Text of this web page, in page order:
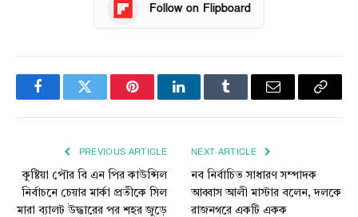
Follow on Flipboard
FacebookTwitter PinterestLinkedInTumblr Email
Copy
PREVIOUS ARTICLE
কুষ্টিয়া পৌর বি এন পির কাউন্সিল
নির্বাচনে চেয়ার মার্কা প্রতীকে সিল
মারা ব্যালট উদ্ধারের পর শহর জুড়ে
NEXT ARTICLE
নব নির্বাচিত সাধারণ সম্পাদক
আব্বাস আলী মাস্টার বলেন, দলকে
রাজনগরে একটি একক